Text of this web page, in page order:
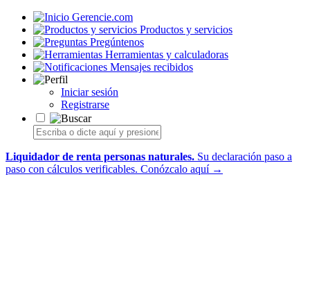
Gerencie.com
Productos y servicios
Pregúntenos
Herramientas y calculadoras
Mensajes recibidos
Iniciar sesión
Registrarse
Liquidador de renta personas naturales. Su declaración paso a
paso con cálculos verificables. Conózcalo aquí →